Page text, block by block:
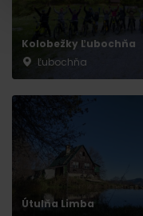
Kolobežky Ľubochňa
Ľubochňa
Útulňa Limba